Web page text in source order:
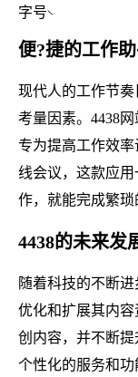
字号
便?捷的工作
现代人的工作节
考量因素。4438网
专为提高工作效
线会议，这款应用
作，就能完成繁琐
4438的未来发
随着科技的不断
优化和扩展其内
创内容，并不断
个性化的服务和功